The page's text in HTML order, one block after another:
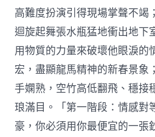
高難度扮演引得現場掌聲不竭
迴旋起舞張水瓶猛地衝出地下
用物質的力量來破壞他眼淚的
宏，盡顯龍馬精神的新春景象
手嫻熟，空竹高低翻飛、穩接
琅滿目。「第一階段：情感對
豪，你必須用你最便宜的一張